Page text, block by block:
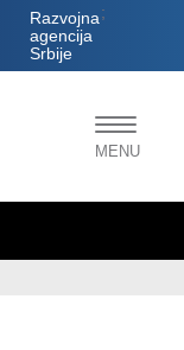
Razvojna
agencija
Srbije
;
Toggle
MENU